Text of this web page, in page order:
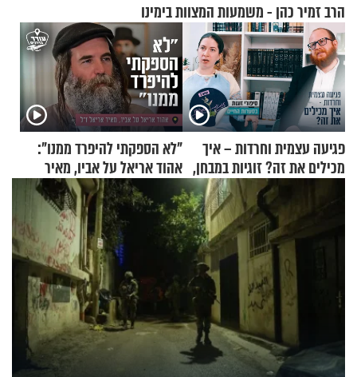
הרב זמיר כהן - משמעות המצוות בימינו
פגיעה עצמית וחרדות – איך
מכילים את זה? זוגיות במבחן,
הפעם עם יהודית ואלתר כהן
"לא הספקתי להיפרד ממנו":
אהוד אריאל על אביו, מאיר
אריאל ז"ל